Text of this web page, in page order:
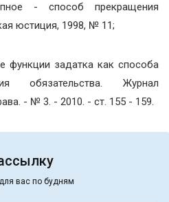
- способ прекращения
юстиция, 1998, № 11;
функции задатка как способа
обязательства. Журнал
- № 3. - 2010. - ст. 155 - 159.
вас по будням